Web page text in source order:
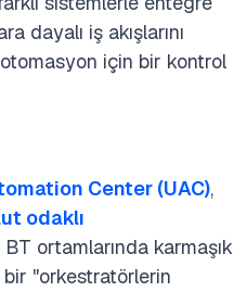
dayalı iş akışlarını
için bir kontrol
Center (UAC),
odaklı
ortamlarında karmaşık
bir "orkestratörlerin